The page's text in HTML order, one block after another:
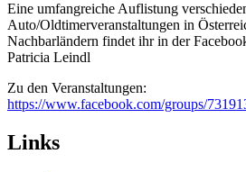
Eine umfangreiche Auflistung
Auto/Oldtimerveranstaltungen in
Nachbarländern findet ihr in der
Patricia Leindl
Zu den Veranstaltungen:
https://www.facebook.com/groups/
Links